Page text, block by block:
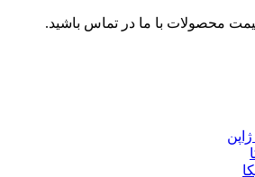
محصولات با ما در تماس باشید.